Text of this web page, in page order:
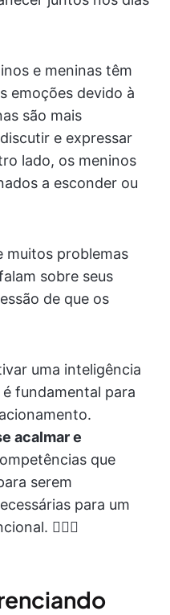
e meninas têm
emoções devido à
são mais
e expressar
lado, os meninos
a esconder ou
muitos problemas
sobre seus
de que os
uma inteligência
fundamental para
acalmar e
que
serem
para um
👩‍❤️‍👨